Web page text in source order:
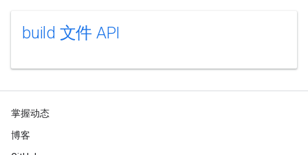
build 文件 API
掌握动态
博客